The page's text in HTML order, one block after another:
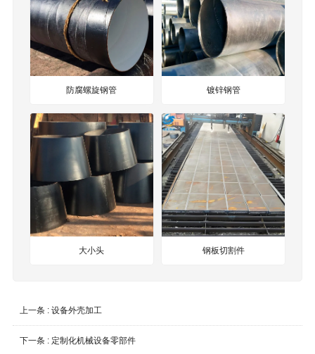
防腐螺旋钢管 镀锌钢管
大小头 钢板切割件
上一条 :设备外壳加工
下一条 : 定制化机械设备零部件